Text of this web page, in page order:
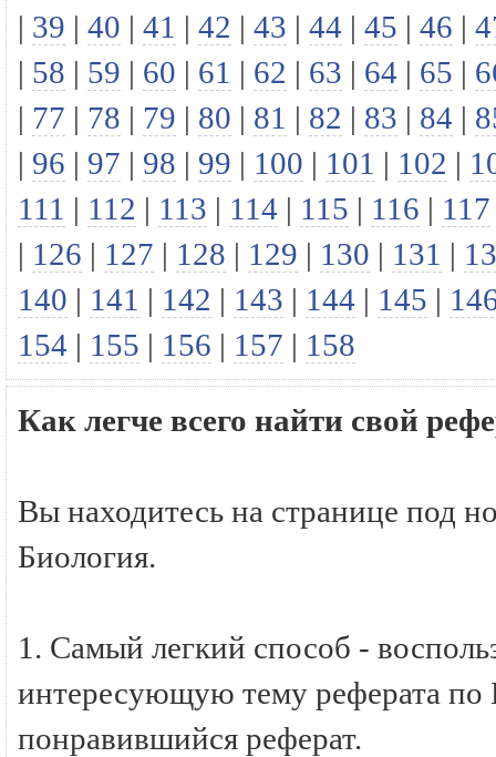
| 39 | 40 | 41 | 42 | 43 | 44 | 45 | 46 |
| 58 | 59 | 60 | 61 | 62 | 63 | 64 | 65 |
| 77 | 78 | 79 | 80 | 81 | 82 | 83 | 84 |
| 96 | 97 | 98 | 99 | 100 | 101 | 102 |
111 | 112 | 113 | 114 | 115 | 116 | 117
| 126 | 127 | 128 | 129 | 130 | 131 |
140 | 141 | 142 | 143 | 144 | 145 |
154 | 155 | 156 | 157 | 158
Как легче всего найти свой
Вы находитесь на странице под
Биология.
1. Самый легкий способ -
интересующую тему реферата по
понравившийся реферат.